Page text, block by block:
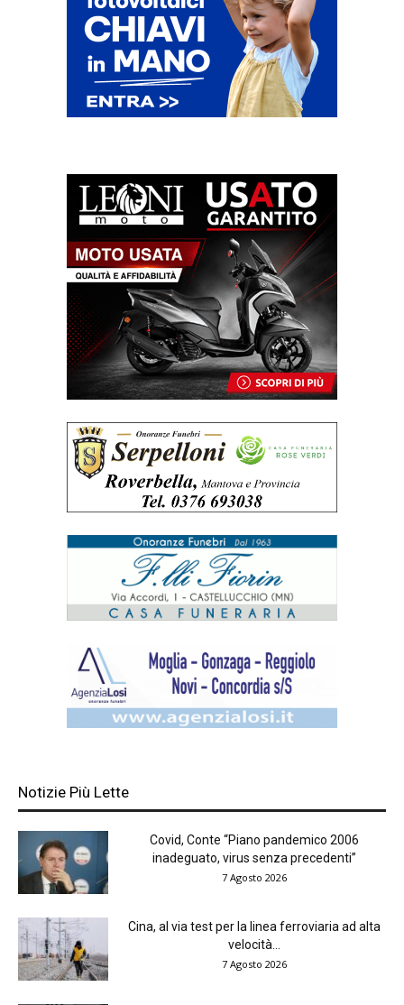
Notizie Più Lette
Covid, Conte “Piano pandemico 2006
inadeguato, virus senza precedenti”
7 Agosto 2026
Cina, al via test per la linea ferroviaria ad alta
velocità...
7 Agosto 2026